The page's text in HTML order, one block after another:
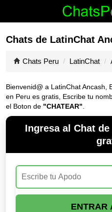
Chats de LatinChat
Chats Peru LatinChat
Bienvenid@ a LatinChat Ancash,
en Peru es gratis, Escribe tu
el Boton de "CHATEAR"
Ingresa al Chat
ENTRAR